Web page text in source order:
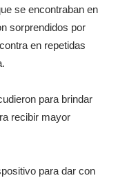
se encontraban en
sorprendidos por
en repetidas
para brindar
recibir mayor
para dar con